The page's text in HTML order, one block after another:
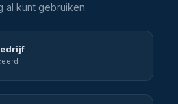
al kunt gebruiken.